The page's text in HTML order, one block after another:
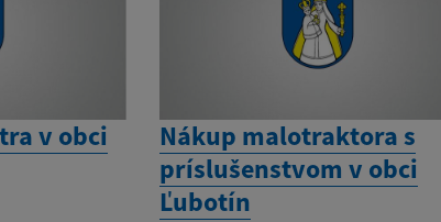
v obci
Nákup malotraktora s
príslušenstvom v obci
Ľubotín